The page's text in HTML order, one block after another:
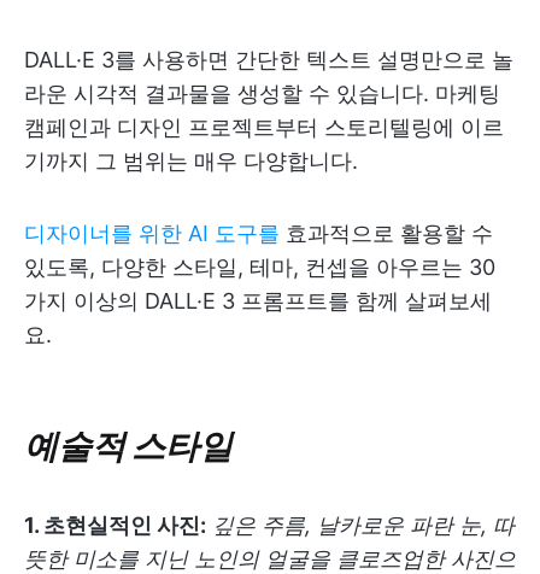
DALL·E 3를 사용하면 간단한 텍스트 설명만으로 놀
라운 시각적 결과물을 생성할 수 있습니다. 마케팅
캠페인과 디자인 프로젝트부터 스토리텔링에 이르
기까지 그 범위는 매우 다양합니다.
디자이너를 위한 AI 도구를 효과적으로 활용할 수
있도록, 다양한 스타일, 테마, 컨셉을 아우르는 30
가지 이상의 DALL·E 3 프롬프트를 함께 살펴보세
요.
예술적 스타일
1. 초현실적인 사진: 깊은 주름, 날카로운 파란 눈, 따
뜻한 미소를 지닌 노인의 얼굴을 클로즈업한 사진으